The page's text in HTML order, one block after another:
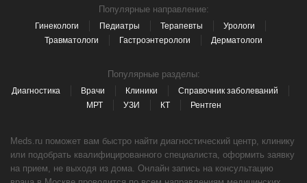
Популярные направление:
Гинекологи Педиатры Терапевты
Урологи
Травматологи
Гастроэнтерологи Дерматологи
Популярные разделы:
Диагностика Врачи Клиники
Справочник заболеваний
МРТ
УЗИ КТ Рентген
Meds.ru поможет вам быстро найти диагностический центр, клинику
или подобрать квалифицированного специалиста, оформить заявку
на прием, не выходя из дома. Онлайн запись на консультацию